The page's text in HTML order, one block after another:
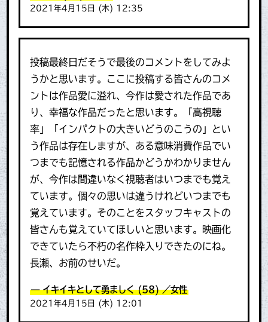
2021年4月15日 (木) 12:35
投稿最終日だそうで最後のコメントをしてみよ
うかと思います。ここに投稿する皆さんのコメ
ントは作品愛に溢れ、今作は愛された作品であ
り、幸福な作品だったと思います。「高視聴
率」「インパクトの大きいどうのこうの」とい
う作品は存在しますが、ある意味消費作品でい
つまでも記憶される作品かどうかわかりません
が、今作は間違いなく視聴者はいつまでも覚え
ています。個々の思いは違うけれどいつまでも
覚えています。そのことをスタッフキャストの
皆さんも覚えていてほしいと思います。映画化
できていたら不朽の名作枠入りできたのにね。
長瀬、お前のせいだ。
イキイキとして勇ましく(58)／女性
2021年4月15日 (木) 12:01